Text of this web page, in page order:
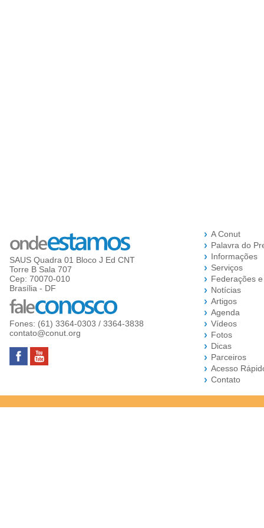
SAUS Quadra 01 Bloco J Ed CNT
Torre B Sala 707
Cep: 70070-010
Brasília - DF
Fones: (61) 3364-0303 / 3364-3838
contato@conut.org
A Conut
Palavra do
Informações
Serviços
Federações
Notícias
Artigos
Agenda
Vídeos
Fotos
Dicas
Parceiros
Acesso
Contato